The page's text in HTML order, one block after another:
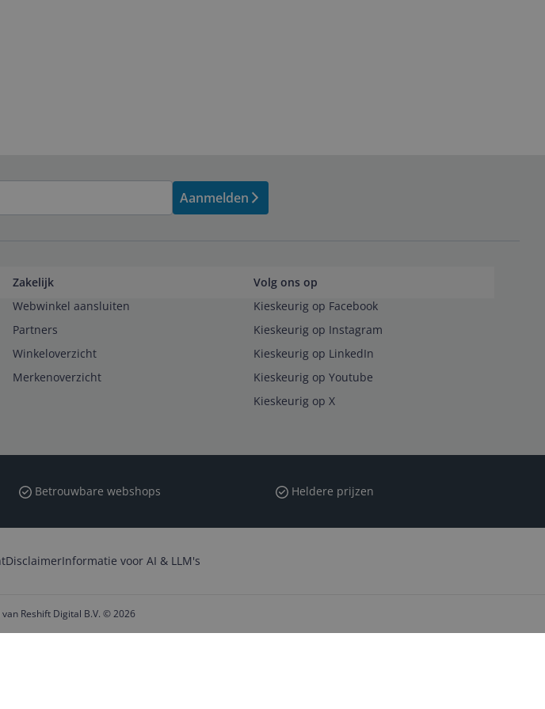
Aanmelden
Zakelijk
Webwinkel aansluiten
Partners
Winkeloverzicht
Merkenoverzicht
Volg ons op
Kieskeurig op Facebook
Kieskeurig op Instagram
Kieskeurig op LinkedIn
Kieskeurig op Youtube
Kieskeurig op X
Betrouwbare webshops Heldere prijzen
DisclaimerInformatie voor AI & LLM's
Reshift Digital B.V. © 2026